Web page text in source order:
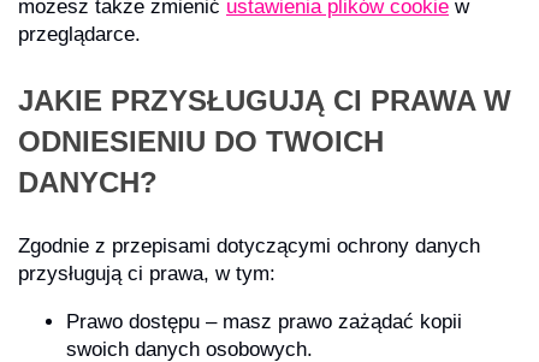
możesz także zmienić ustawienia plików cookie w
przeglądarce.
JAKIE PRZYSŁUGUJĄ CI PRAWA W
ODNIESIENIU DO TWOICH
DANYCH?
Zgodnie z przepisami dotyczącymi ochrony danych
przysługują ci prawa, w tym:
Prawo dostępu – masz prawo zażądać kopii
swoich danych osobowych.